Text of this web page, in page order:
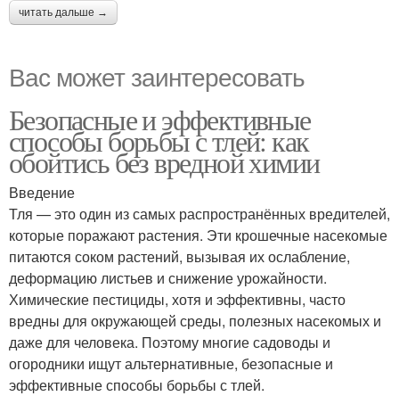
читать дальше →
Вас может заинтересовать
Безопасные и эффективные
способы борьбы с тлей: как
обойтись без вредной химии
Введение
Тля — это один из самых распространённых вредителей,
которые поражают растения. Эти крошечные насекомые
питаются соком растений, вызывая их ослабление,
деформацию листьев и снижение урожайности.
Химические пестициды, хотя и эффективны, часто
вредны для окружающей среды, полезных насекомых и
даже для человека. Поэтому многие садоводы и
огородники ищут альтернативные, безопасные и
эффективные способы борьбы с тлей.